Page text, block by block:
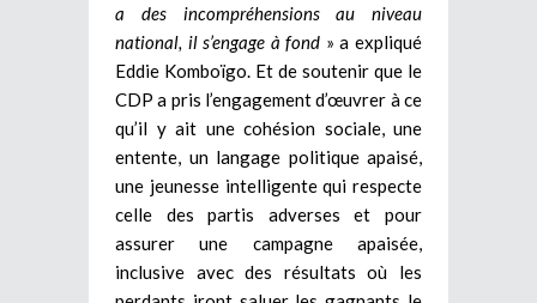
a des incompréhensions au niveau
national, il s’engage à fond » a expliqué
Eddie Komboïgo. Et de soutenir que le
CDP a pris l’engagement d’œuvrer à ce
qu’il y ait une cohésion sociale, une
entente, un langage politique apaisé,
une jeunesse intelligente qui respecte
celle des partis adverses et pour
assurer une campagne apaisée,
inclusive avec des résultats où les